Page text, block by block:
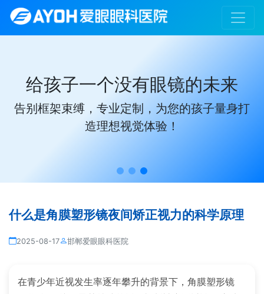
给孩子一个没有眼镜的未来
告别框架束缚，专业定制，为您的孩子量身打
造理想视觉体验！
什么是角膜塑形镜夜间矫正视力的科学原理
2025-08-17 邯郸爱眼眼科医院
在青少年近视发生率逐年攀升的背景下，角膜塑形镜